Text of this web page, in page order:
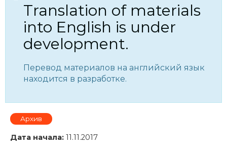
Translation of materials
into English is under
development.
Перевод материалов на английский язык
находится в разработке.
Архив
Дата начала: 11.11.2017